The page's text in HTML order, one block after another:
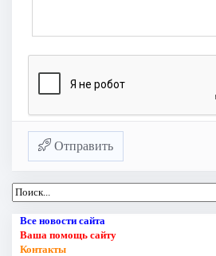
Отправить
Все новости сайта
Ваша помощь сайту
Контакты